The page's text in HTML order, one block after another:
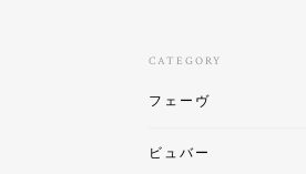
CATEGORY
フェーヴ
ビュバー